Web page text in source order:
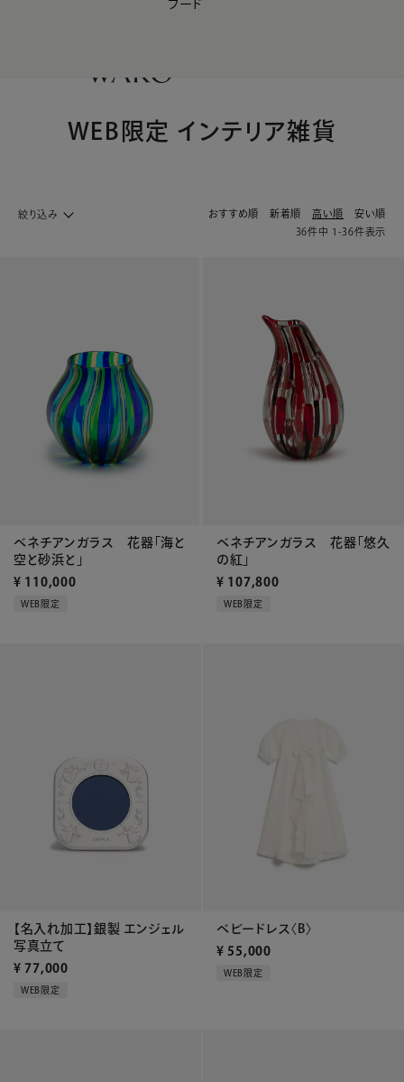
【会員様限定】夏のプレゼントキャンペーン開催中
フード
WEB限定 インテリア雑貨
おすすめ順 新着順 高い順
安い順
36件中 1 -36件表示
絞り込み
ベネチアンガラス 花器「海と
空と砂浜と」
¥ 110,000
WEB限定
ベネチアンガラス 花器「悠久
の紅」
¥ 107,800
WEB限定
【名入れ加工】銀製 エンジェル
写真立て
¥ 77,000
WEB限定
ベビードレス〈B〉
¥ 55,000
WEB限定